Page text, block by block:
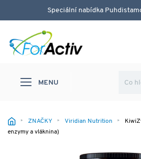
Speciální nabídka
MENU
ZNAČKY Viridian Nutrition
enzymy a vláknina)